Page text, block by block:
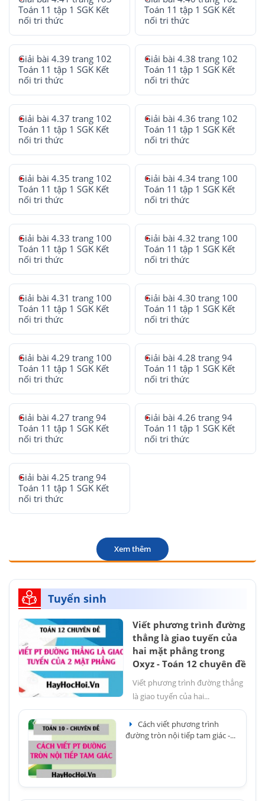
Toán 11 tập 1 SGK Kết
nối tri thức
Toán 11 tập 1 SGK Kết
nối tri thức
Giải bài 4.39 trang 102
Toán 11 tập 1 SGK Kết
nối tri thức
Giải bài 4.38 trang 102
Toán 11 tập 1 SGK Kết
nối tri thức
Giải bài 4.37 trang 102
Toán 11 tập 1 SGK Kết
nối tri thức
Giải bài 4.36 trang 102
Toán 11 tập 1 SGK Kết
nối tri thức
Giải bài 4.35 trang 102
Toán 11 tập 1 SGK Kết
nối tri thức
Giải bài 4.34 trang 100
Toán 11 tập 1 SGK Kết
nối tri thức
Giải bài 4.33 trang 100
Toán 11 tập 1 SGK Kết
nối tri thức
Giải bài 4.32 trang 100
Toán 11 tập 1 SGK Kết
nối tri thức
Giải bài 4.31 trang 100
Toán 11 tập 1 SGK Kết
nối tri thức
Giải bài 4.30 trang 100
Toán 11 tập 1 SGK Kết
nối tri thức
Giải bài 4.29 trang 100
Toán 11 tập 1 SGK Kết
nối tri thức
Giải bài 4.28 trang 94
Toán 11 tập 1 SGK Kết
nối tri thức
Giải bài 4.27 trang 94
Toán 11 tập 1 SGK Kết
nối tri thức
Giải bài 4.26 trang 94
Toán 11 tập 1 SGK Kết
nối tri thức
Giải bài 4.25 trang 94
Toán 11 tập 1 SGK Kết
nối tri thức
Xem thêm
Tuyển sinh
Viết phương trình đường
thẳng là giao tuyến của
hai mặt phẳng trong
Oxyz - Toán 12 chuyên đề
Viết phương trình đường thẳng
là giao tuyến của hai...
Cách viết phương trình
đường tròn nội tiếp tam giác -...